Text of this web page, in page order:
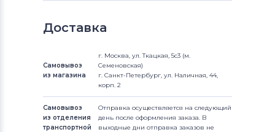
Доставка
Самовывоз
из магазина
г. Москва, ул. Ткацкая, 5с3 (м.
Семеновская)
г. Санкт-Петербург, ул. Наличная, 44,
корп. 2
Самовывоз
из отделения
транспортной
Отправка осуществляется на следующий
день после оформления заказа. В
выходные дни отправка заказов не